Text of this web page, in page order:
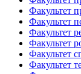
Факультет
Факультет
Факультет
Факультет
Факультет
Факультет